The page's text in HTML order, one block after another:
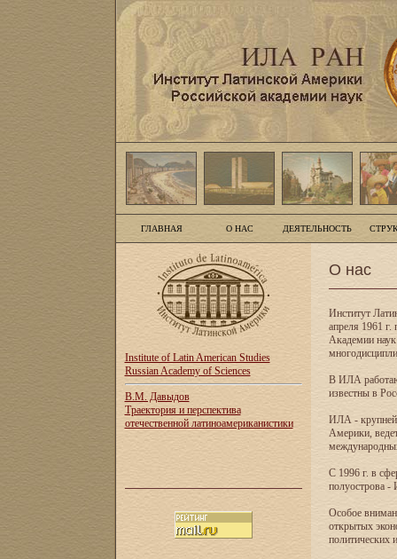
ГЛАВНАЯ О НАС ДЕЯТЕЛЬНОСТЬ
Institute of Latin American Studies
Russian Academy of Sciences
В.М. Давыдов
Траектория и перспектива
отечественной латиноамериканистики
О нас
Институт
апреля 1961
Академии
В ИЛА
известны в
ИЛА -
Америки,
С 1996 г. в
полуострова -
Особое
открытых
политических